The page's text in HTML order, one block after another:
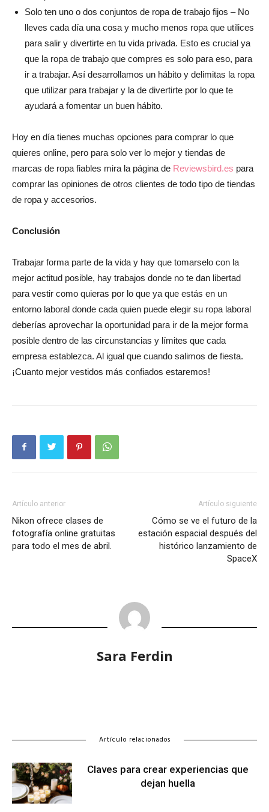
Solo ten uno o dos conjuntos de ropa de trabajo fijos – No
lleves cada día una cosa y mucho menos ropa que utilices
para salir y divertirte en tu vida privada. Esto es crucial ya
que la ropa de trabajo que compres es solo para eso, para
ir a trabajar. Así desarrollamos un hábito y delimitas la ropa
que utilizar para trabajar y la de divertirte por lo que te
ayudará a fomentar un buen hábito.
Hoy en día tienes muchas opciones para comprar lo que
quieres online, pero para solo ver lo mejor y tiendas de
marcas de ropa fiables mira la página de Reviewsbird.es para
comprar las opiniones de otros clientes de todo tipo de tiendas
de ropa y accesorios.
Conclusión
Trabajar forma parte de la vida y hay que tomarselo con la
mejor actitud posible, hay trabajos donde no te dan libertad
para vestir como quieras por lo que ya que estás en un
entorno laboral donde cada quien puede elegir su ropa laboral
deberías aprovechar la oportunidad para ir de la mejor forma
posible dentro de las circunstancias y límites que cada
empresa establezca. Al igual que cuando salimos de fiesta.
¡Cuanto mejor vestidos más confiados estaremos!
Artículo anterior
Nikon ofrece clases de
fotografía online gratuitas
para todo el mes de abril.
Artículo siguiente
Cómo se ve el futuro de la
estación espacial después del
histórico lanzamiento de
SpaceX
Sara Ferdin
Artículo relacionados
Claves para crear experiencias que
dejan huella